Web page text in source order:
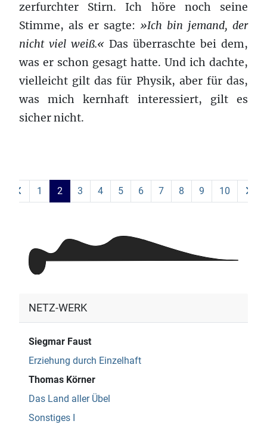
zerfurchter Stirn. Ich höre noch seine
Stimme, als er sagte: »Ich bin jemand, der
nicht viel weiß.« Das überraschte bei dem,
was er schon gesagt hatte. Und ich dachte,
vielleicht gilt das für Physik, aber für das,
was mich kernhaft interessiert, gilt es
sicher nicht.
1 2 3 4 5 6 7 8 9 10
NETZ-WERK
Siegmar Faust
Erziehung durch Einzelhaft
Thomas Körner
Das Land aller Übel
Sonstiges I